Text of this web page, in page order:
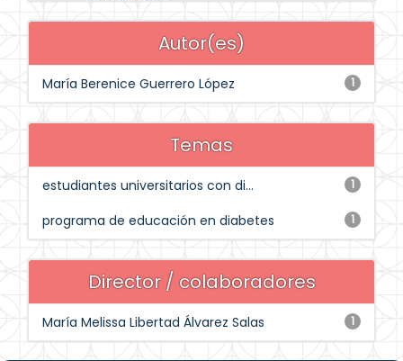
Autor(es)
1
María Berenice Guerrero López
Temas
1
estudiantes universitarios con di...
1
programa de educación en diabetes
Director / colaboradores
1
María Melissa Libertad Álvarez Salas